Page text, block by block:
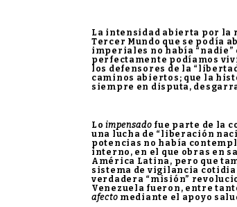
La intensidad abierta por la
Tercer Mundo que se podía
imperiales no había “nadie”
perfectamente podíamos
los defensores de la
caminos abiertos; que la
siempre en disputa,
Lo impensado fue parte de la
una lucha de “liberación
potencias no había
interno, en el que obras en
América Latina, pero que
sistema de vigilancia
verdadera “misión”
Venezuela fueron, entre
afecto mediante el apoyo